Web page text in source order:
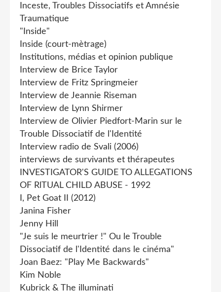
Inceste, Troubles Dissociatifs et Amnésie
Traumatique
"Inside"
Inside (court-mètrage)
Institutions, médias et opinion publique
Interview de Brice Taylor
Interview de Fritz Springmeier
Interview de Jeannie Riseman
Interview de Lynn Shirmer
Interview de Olivier Piedfort-Marin sur le
Trouble Dissociatif de l'Identité
Interview radio de Svali (2006)
interviews de survivants et thérapeutes
INVESTIGATOR'S GUIDE TO ALLEGATIONS
OF RlTUAL CHILD ABUSE - 1992
I, Pet Goat II (2012)
Janina Fisher
Jenny Hill
"Je suis le meurtrier !" Ou le Trouble
Dissociatif de l'Identité dans le cinéma"
Joan Baez: "Play Me Backwards"
Kim Noble
Kubrick & The illuminati